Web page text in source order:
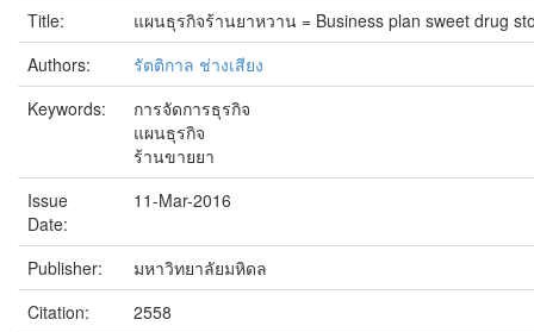
Title:
แผนธุรกิจร้านยาหวาน = Business plan sweet drug
Authors:
รัตติกาล ช่างเสียง
Keywords:
การจัดการธุรกิจ
แผนธุรกิจ
ร้านขายยา
Issue
Date:
11-Mar-2016
Publisher:
มหาวิทยาลัยมหิดล
Citation:
2558